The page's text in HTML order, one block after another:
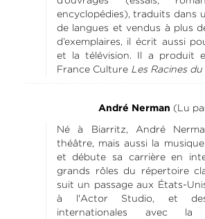
encyclopédies), traduits dans
de langues et vendus à plus
d’exemplaires, il écrit aussi
et la télévision. Il a produit
France Culture Les Racines du
André Nerman (Lu
Né à Biarritz, André
théâtre, mais aussi la
et débute sa carrière en
grands rôles du répertoire
suit un passage aux États-
à l'Actor Studio, et
internationales avec la